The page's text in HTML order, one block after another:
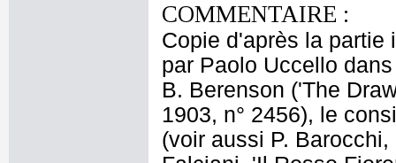
COMMENTAIRE :
Copie d'après la partie
par Paolo Uccello
B. Berenson ('The
1903, n° 2456), le
(voir aussi P.